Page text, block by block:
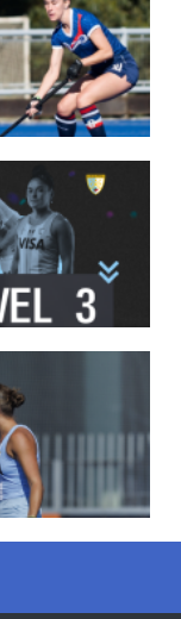
los mejores clubes del
durante 5 días en